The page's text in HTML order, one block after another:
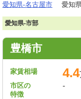
愛知県-名古屋市 愛知
愛知県-市部
豊橋市
家賃相場 4.4
市区の
特徴
-